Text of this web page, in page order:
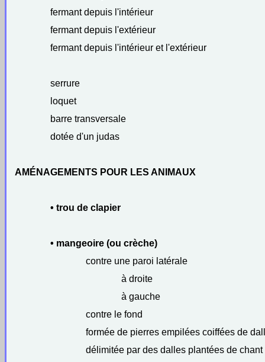
fermant depuis l'intérieur
fermant depuis l'extérieur
fermant depuis l'intérieur et l'extérieur
serrure
loquet
barre transversale
dotée d'un judas
AMÉNAGEMENTS POUR LES ANIMAUX
• trou de clapier
• mangeoire (ou crèche)
contre une paroi latérale
à droite
à gauche
contre le fond
formée de pierres empilées coiffées de
délimitée par des dalles plantées de chant